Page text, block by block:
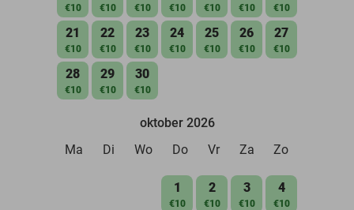
€10 €10 €10 €10 €10 €10 €10
21
€10
22
€10
23
€10
24
€10
25
€10
26
€10
27
€10
28
€10
29
€10
30
€10
oktober 2026
Ma
Di Wo Do Vr Za Zo
1
€10
2
€10
3
€10
4
€10